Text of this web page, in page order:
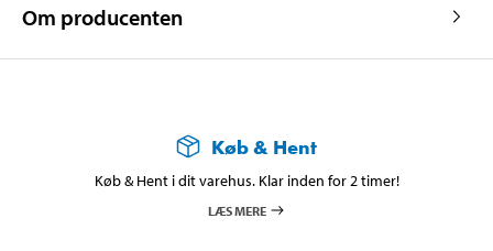
Om producenten
Køb & Hent
Køb & Hent i dit varehus. Klar inden for 2 timer!
LÆS MERE